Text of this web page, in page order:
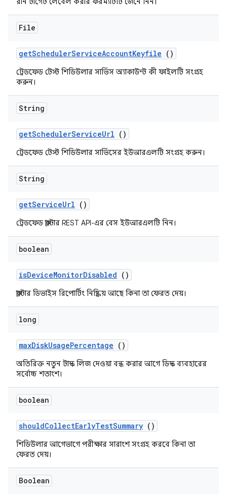
File
getSchedulerServiceAccountKeyfile ()
ট্রেডফেড টেস্ট শিডিউলার সার্ভিস অ্যাকাউন্ট কী ফাইলটি সংগ্রহ
করুন।
String
getSchedulerServiceUrl ()
ট্রেডফেড টেস্ট শিডিউলার সার্ভিসের ইউআরএলটি সংগ্রহ করুন।
String
getServiceUrl ()
ট্রেডফেড ক্লাস্টার REST API-এর বেস ইউআরএলটি নিন।
boolean
isDeviceMonitorDisabled ()
ক্লাস্টার ডিভাইস রিপোর্টিং নিষ্ক্রিয় আছে কিনা তা ফেরত দেয়।
long
maxDiskUsagePercentage ()
অতিরিক্ত নতুন টাস্ক লিজ দেওয়া বন্ধ করার আগে ডিস্ক ব্যবহারের
সর্বোচ্চ শতাংশ।
boolean
shouldCollectEarlyTestSummary ()
শিডিউলার আগেভাগে পরীক্ষার সারাংশ সংগ্রহ করবে কিনা তা
ফেরত দেয়।
Boolean